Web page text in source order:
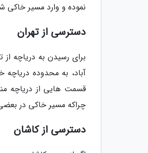
نموده و وارد مسیر
دسترسی از تهران
قسمت هایی از دریاچه
چراکه مسیر خاکی در
دسترسی از کاشان